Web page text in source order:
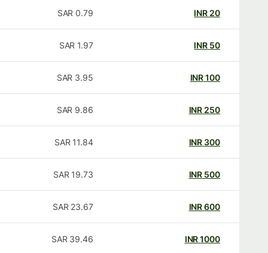
20
INR
0.79
SAR
50
INR
1.97
SAR
100
INR
3.95
SAR
250
INR
9.86
SAR
300
INR
11.84
SAR
500
INR
19.73
SAR
600
INR
23.67
SAR
1000
INR
39.46
SAR